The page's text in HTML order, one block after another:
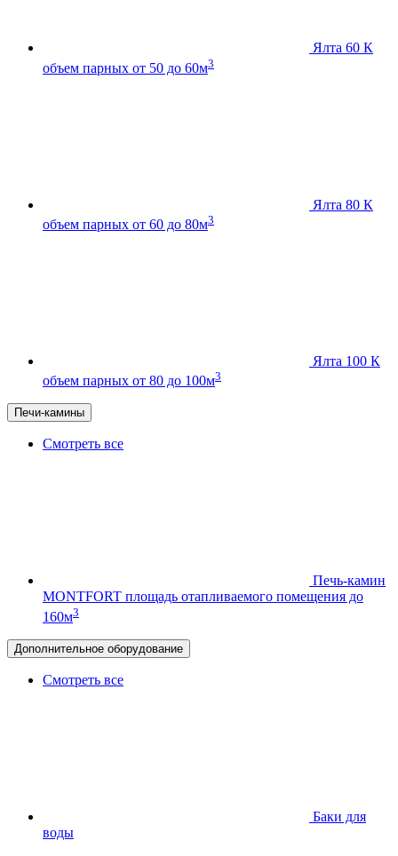
Ялта 60 К
объем парных от 50 до 60м3
Ялта 80 К
объем парных от 60 до 80м3
Ялта 100 К
объем парных от 80 до 100м3
Печи-камины
Смотреть все
Печь-камин
MONTFORT площадь отапливаемого помещения до
160м3
Дополнительное оборудование
Смотреть все
Баки для
воды